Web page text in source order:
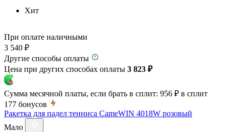
Хит
При оплате наличными
3 540 ₽
Другие способы оплаты
Цена при других способах оплаты 3 823 ₽
Сумма месячной платы, если брать в сплит: 956 ₽ в сплит
177 бонусов
Ракетка для падел тенниса CameWIN 4018W розовый
Мало